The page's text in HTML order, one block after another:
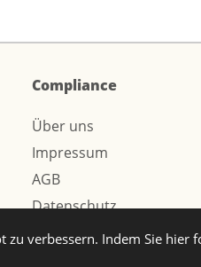
verbessern. Indem Sie
Compliance
Über uns
Impressum
AGB
Datenschutz